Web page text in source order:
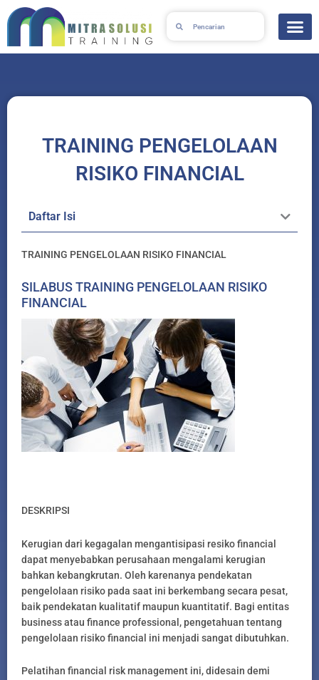
Skip
to
TRAINING PENGELOLAAN
RISIKO FINANCIAL
Daftar Isi
TRAINING PENGELOLAAN RISIKO FINANCIAL
SILABUS TRAINING PENGELOLAAN RISIKO
FINANCIAL
DESKRIPSI
Kerugian dari kegagalan mengantisipasi resiko financial
dapat menyebabkan perusahaan mengalami kerugian
bahkan kebangkrutan. Oleh karenanya pendekatan
pengelolaan risiko pada saat ini berkembang secara pesat,
baik pendekatan kualitatif maupun kuantitatif. Bagi entitas
business atau finance professional, pengetahuan tentang
pengelolaan risiko financial ini menjadi sangat dibutuhkan.
Pelatihan financial risk management ini, didesain demi